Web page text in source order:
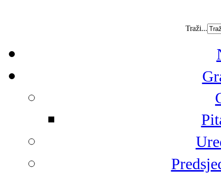
Traži...